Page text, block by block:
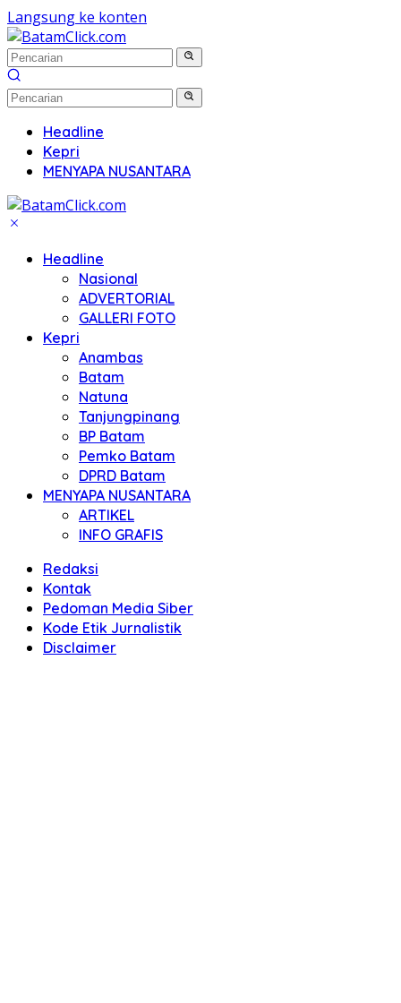
Langsung ke konten
Headline
Kepri
MENYAPA NUSANTARA
Headline
Nasional
ADVERTORIAL
GALLERI FOTO
Kepri
Anambas
Batam
Natuna
Tanjungpinang
BP Batam
Pemko Batam
DPRD Batam
MENYAPA NUSANTARA
ARTIKEL
INFO GRAFIS
Redaksi
Kontak
Pedoman Media Siber
Kode Etik Jurnalistik
Disclaimer